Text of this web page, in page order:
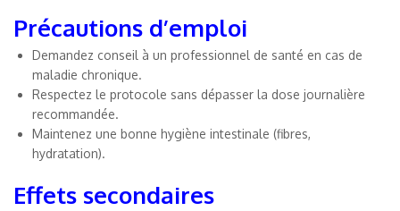
Précautions d’emploi
Demandez conseil à un professionnel de santé en cas de
maladie chronique.
Respectez le protocole sans dépasser la dose journalière
recommandée.
Maintenez une bonne hygiène intestinale (fibres,
hydratation).
Effets secondaires